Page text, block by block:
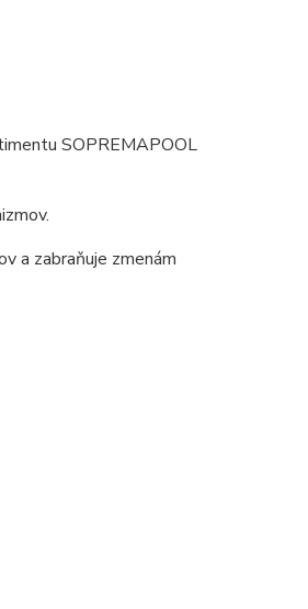
SOPREMAPOOL
a zabraňuje zmenám